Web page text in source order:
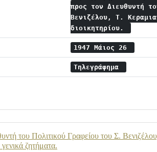
προς τον Διευθυντή
Βενιζέλου, Τ.
διοικητηρίου.
1947 Μάιος 26
Τηλεγράφημα
του Πολιτικού Γραφείου του Σ.
ζητήματα.